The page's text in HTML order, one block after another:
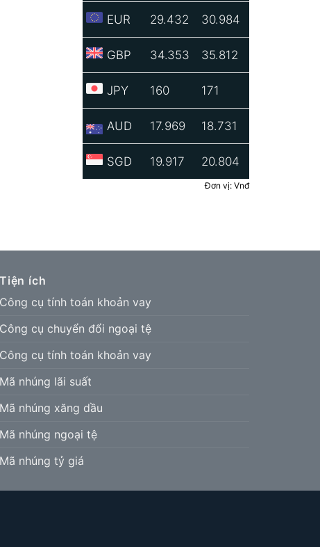
EUR 29.432 30.984
GBP 34.353 35.812
JPY 160 171
AUD 17.969 18.731
SGD 19.917 20.804
Đơn vị: Vnđ
Tiện ích
Công cụ tính toán khoản vay
Công cụ chuyển đổi ngoại tệ
Công cụ tính toán khoản vay
Mã nhúng lãi suất
Mã nhúng xăng dầu
Mã nhúng ngoại tệ
Mã nhúng tỷ giá